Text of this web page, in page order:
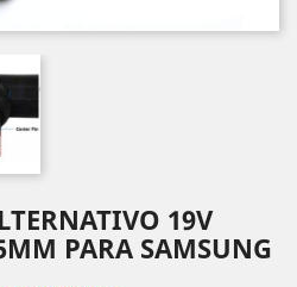
19V
PARA SAMSUNG